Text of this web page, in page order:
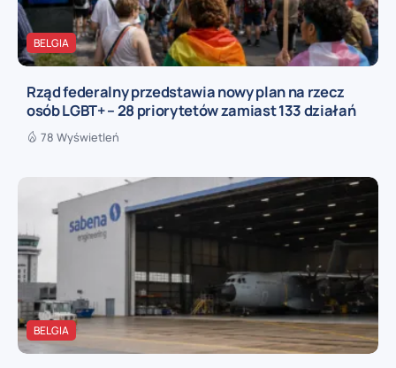
BELGIA
Rząd federalny przedstawia nowy plan na rzecz
osób LGBT+ – 28 priorytetów zamiast 133 działań
78 Wyświetleń
BELGIA